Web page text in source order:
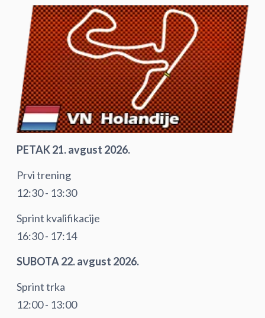
PETAK 21. avgust 2026.
Prvi trening
12:30 - 13:30
Sprint kvalifikacije
16:30 - 17:14
SUBOTA 22. avgust 2026.
Sprint trka
12:00 - 13:00